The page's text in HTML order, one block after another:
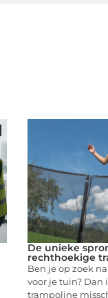
De unieke
rechthoekige
Ben je op zoek
voor je tuin? Dan
trampoline